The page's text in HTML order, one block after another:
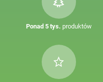
Ponad 5 tys. produktów